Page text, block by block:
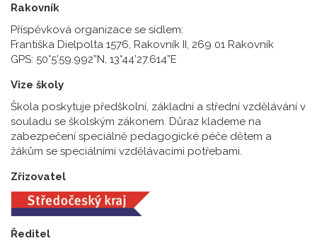
Rakovník
Příspěvková organizace se sídlem:
Františka Dielpolta 1576, Rakovník II, 269 01 Rakovník
GPS: 50°5’59.992”N, 13°44’27.614”E
Vize školy
Škola poskytuje předškolní, základní a střední vzdělávání v
souladu se školským zákonem. Důraz klademe na
zabezpečení speciálně pedagogické péče dětem a
žákům se speciálními vzdělávacími potřebami.
Zřizovatel
Ředitel